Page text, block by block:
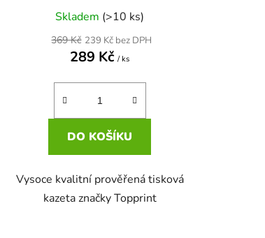
Skladem (>10 ks)
239 Kč bez DPH
289 Kč/ ks
369 Kč
DO KOŠÍKU
Vysoce kvalitní prověřená tisková
kazeta značky Topprint